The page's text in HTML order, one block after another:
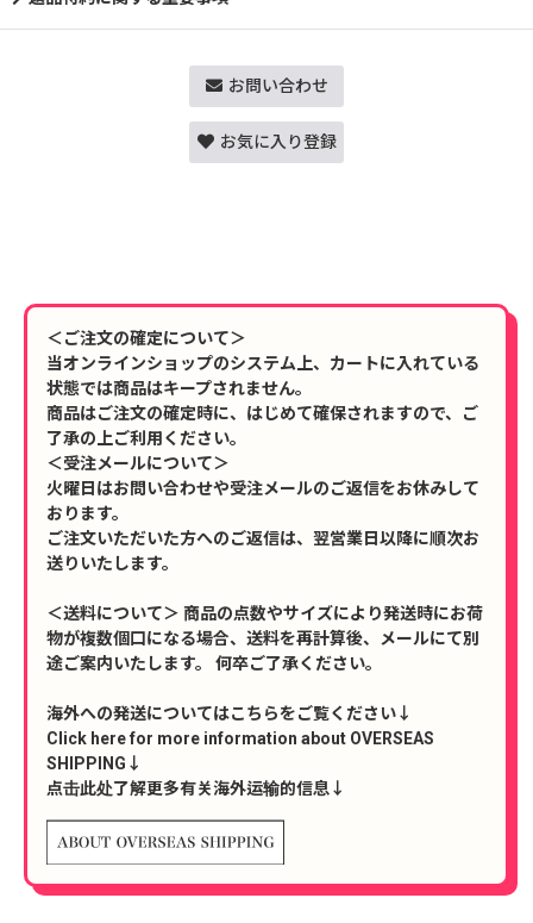
お問い合わせ
お気に入り登録
＜ご注文の確定について＞
当オンラインショップのシステム上、カートに入れている
状態では商品はキープされません。
商品はご注文の確定時に、はじめて確保されますので、ご
了承の上ご利用ください。
＜受注メールについて＞
火曜日はお問い合わせや受注メールのご返信をお休みして
おります。
ご注文いただいた方へのご返信は、翌営業日以降に順次お
送りいたします。
＜送料について＞ 商品の点数やサイズにより発送時にお荷
物が複数個口になる場合、送料を再計算後、メールにて別
途ご案内いたします。 何卒ご了承ください。
海外への発送についてはこちらをご覧ください↓
Click here for more information about OVERSEAS
SHIPPING↓
点击此处了解更多有关海外运输的信息↓